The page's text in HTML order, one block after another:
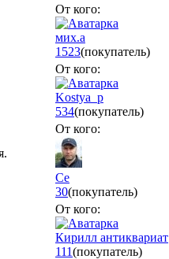
От кого:
мих.а
1523(покупатель)
От кого:
Kostya_p
534(покупатель)
От кого:
Се
30(покупатель)
От кого:
Кирилл антиквариат
111(покупатель)